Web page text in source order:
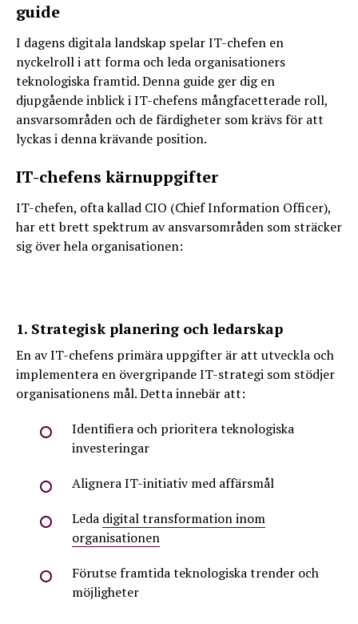
guide
I dagens digitala landskap spelar IT-chefen en
nyckelroll i att forma och leda organisationers
teknologiska framtid. Denna guide ger dig en
djupgående inblick i IT-chefens mångfacetterade roll,
ansvarsområden och de färdigheter som krävs för att
lyckas i denna krävande position.
IT-chefens kärnuppgifter
IT-chefen, ofta kallad CIO (Chief Information Officer),
har ett brett spektrum av ansvarsområden som sträcker
sig över hela organisationen:
1. Strategisk planering och ledarskap
En av IT-chefens primära uppgifter är att utveckla och
implementera en övergripande IT-strategi som stödjer
organisationens mål. Detta innebär att:
Identifiera och prioritera teknologiska
investeringar
Alignera IT-initiativ med affärsmål
Leda digital transformation inom
organisationen
Förutse framtida teknologiska trender och
möjligheter